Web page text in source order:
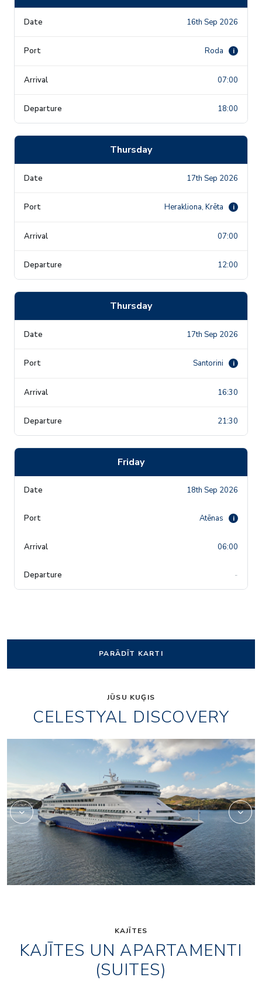
16th Sep 2026
Roda i
07:00
18:00
Thursday
17th Sep 2026
Herakliona, Krēta i
07:00
12:00
Thursday
17th Sep 2026
Santorini i
16:30
21:30
Friday
18th Sep 2026
Atēnas i
06:00
-
PARĀDĪT KARTI
JŪSU KUĢIS
CELESTYAL DISCOVERY
Discovery-Patmos-03
KAJĪTES
KAJĪTES UN APARTAMENTI
(SUITES)